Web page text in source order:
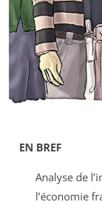
EN BREF
Analyse de
l’économie